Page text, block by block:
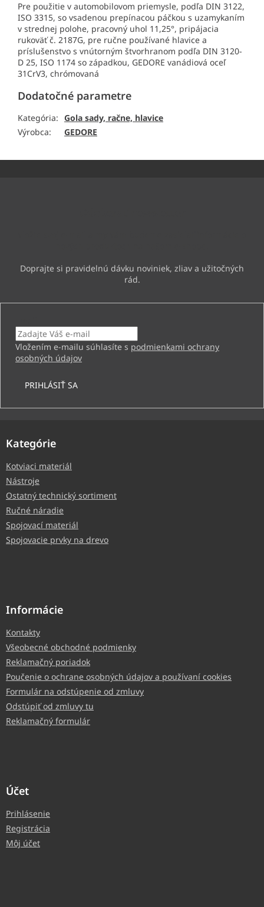
Pre použitie v automobilovom priemysle, podľa DIN 3122,
ISO 3315, so vsadenou prepínacou páčkou s uzamykaním
v strednej polohe, pracovný uhol 11,25°, pripájacia
rukoväť č. 2187G, pre ručne používané hlavice a
príslušenstvo s vnútorným štvorhranom podľa DIN 3120-
D 25, ISO 1174 so západkou, GEDORE vanádiová oceľ
31CrV3, chrómovaná
Dodatočné parametre
Kategória: Gola sady, račne, hlavice
Výrobca: GEDORE
Vložením e-mailu súhlasíte s podmienkami ochrany
osobných údajov
PRIHLÁSIŤ SA
Kategórie
Kotviaci materiál
Nástroje
Ostatný technický sortiment
Ručné náradie
Spojovací materiál
Spojovacie prvky na drevo
Informácie
Kontakty
Všeobecné obchodné podmienky
Reklamačný poriadok
Poučenie o ochrane osobných údajov a používaní cookies
Formulár na odstúpenie od zmluvy
Odstúpiť od zmluvy tu
Reklamačný formulár
Účet
Prihlásenie
Registrácia
Môj účet